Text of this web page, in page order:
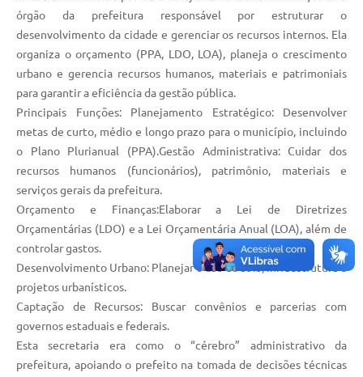
órgão da prefeitura responsável por estruturar o
desenvolvimento da cidade e gerenciar os recursos internos. Ela
organiza o orçamento (PPA, LDO, LOA), planeja o crescimento
urbano e gerencia recursos humanos, materiais e patrimoniais
para garantir a eficiência da gestão pública.
Principais Funções: Planejamento Estratégico: Desenvolver
metas de curto, médio e longo prazo para o município, incluindo
o Plano Plurianual (PPA).Gestão Administrativa: Cuidar dos
recursos humanos (funcionários), patrimônio, materiais e
serviços gerais da prefeitura.
Orçamento e Finanças:Elaborar a Lei de Diretrizes
Orçamentárias (LDO) e a Lei Orçamentária Anual (LOA), além de
controlar gastos.
Desenvolvimento Urbano: Planejar o uso do solo, infraestrutura e
projetos urbanísticos.
Captação de Recursos: Buscar convênios e parcerias com
governos estaduais e federais.
Esta secretaria era como o “cérebro” administrativo da
prefeitura, apoiando o prefeito na tomada de decisões técnicas